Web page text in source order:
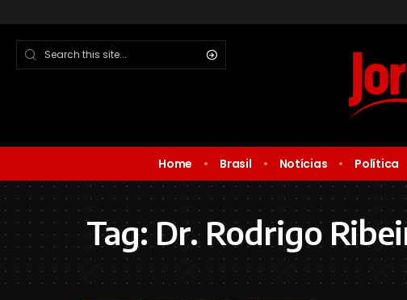
Home Brasil Notícias Política
Tag:Dr. Rodrigo